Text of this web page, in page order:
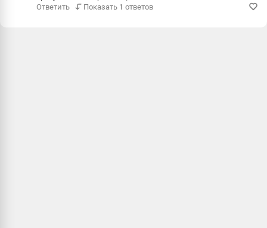
Ответить
Показать 1 ответов